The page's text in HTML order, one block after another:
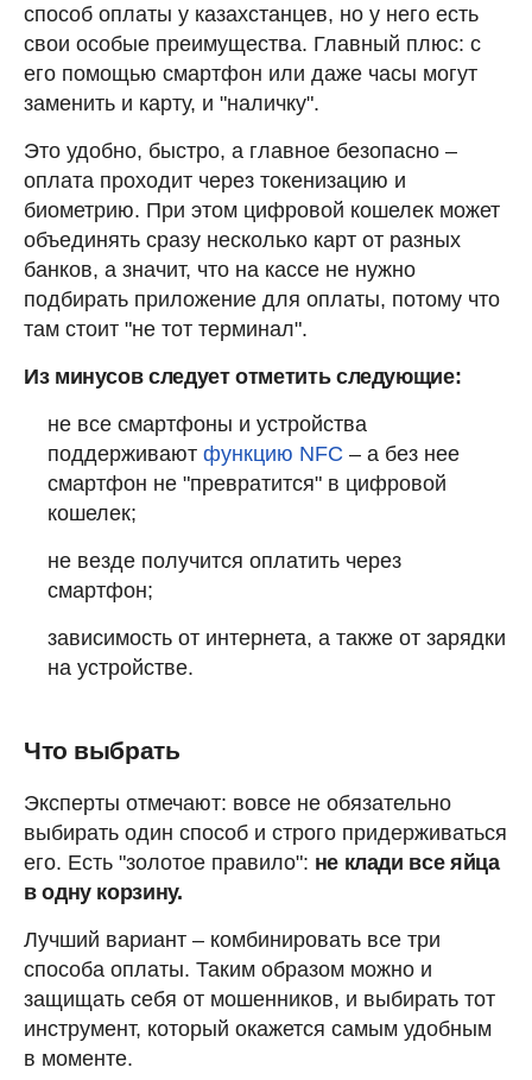
способ оплаты у казахстанцев, но у него есть
свои особые преимущества. Главный плюс: с
его помощью смартфон или даже часы могут
заменить и карту, и "наличку".
Это удобно, быстро, а главное безопасно –
оплата проходит через токенизацию и
биометрию. При этом цифровой кошелек может
объединять сразу несколько карт от разных
банков, а значит, что на кассе не нужно
подбирать приложение для оплаты, потому что
там стоит "не тот терминал".
Из минусов следует отметить следующие:
не все смартфоны и устройства
поддерживают функцию NFC – а без нее
смартфон не "превратится" в цифровой
кошелек;
не везде получится оплатить через
смартфон;
зависимость от интернета, а также от зарядки
на устройстве.
Что выбрать
Эксперты отмечают: вовсе не обязательно
выбирать один способ и строго придерживаться
его. Есть "золотое правило": не клади все яйца
в одну корзину.
Лучший вариант – комбинировать все три
способа оплаты. Таким образом можно и
защищать себя от мошенников, и выбирать тот
инструмент, который окажется самым удобным
в моменте.